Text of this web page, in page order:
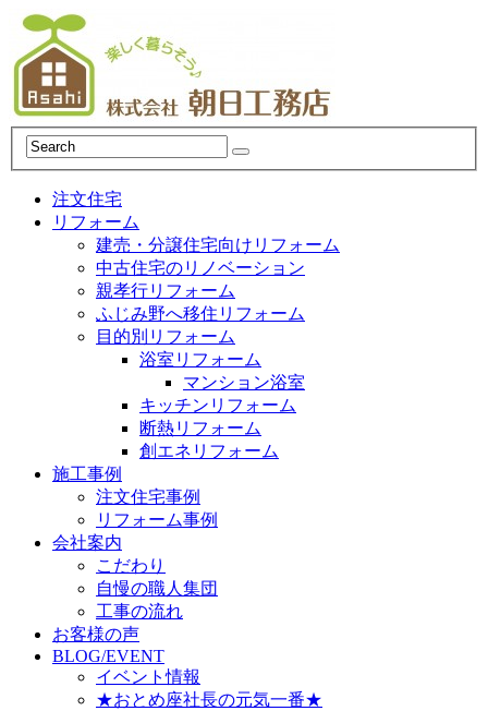
注文住宅
リフォーム
建売・分譲住宅向けリフォーム
中古住宅のリノベーション
親孝行リフォーム
ふじみ野へ移住リフォーム
目的別リフォーム
浴室リフォーム
マンション浴室
キッチンリフォーム
断熱リフォーム
創エネリフォーム
施工事例
注文住宅事例
リフォーム事例
会社案内
こだわり
自慢の職人集団
工事の流れ
お客様の声
BLOG/EVENT
イベント情報
★おとめ座社長の元気一番★